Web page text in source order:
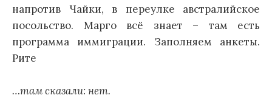
напротив Чайки, в переулке австралийское
посольство. Марго всё знает – там есть
программа иммиграции. Заполняем анкеты.
Рите
…там сказали: нет.